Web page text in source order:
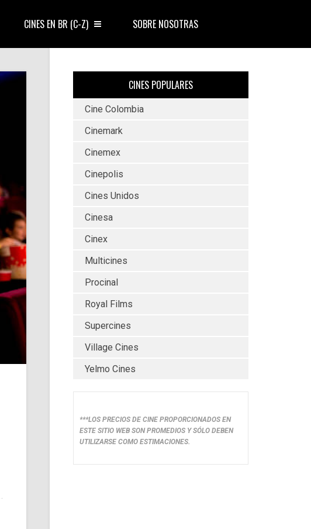
CINES EN BR (C-Z) SOBRE NOSOTRAS
CINES POPULARES
Cine Colombia
Cinemark
Cinemex
Cinepolis
Cines Unidos
Cinesa
Cinex
Multicines
Procinal
Royal Films
Supercines
Village Cines
Yelmo Cines
***LOS PRECIOS DE CINE PROPORCIONADOS EN
ESTE SITIO WEB SON PROMEDIOS Y SÓLO DEBEN
UTILIZARSE COMO ESTIMACIONES.